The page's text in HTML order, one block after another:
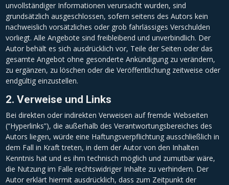
unvollständiger Informationen verursacht wurden, sind
grundsätzlich ausgeschlossen, sofern seitens des Autors kein
nachweislich vorsätzliches oder grob fahrlässiges Verschulden
vorliegt. Alle Angebote sind freibleibend und unverbindlich. Der
Autor behält es sich ausdrücklich vor, Teile der Seiten oder das
gesamte Angebot ohne gesonderte Ankündigung zu verändern,
zu ergänzen, zu löschen oder die Veröffentlichung zeitweise oder
endgültig einzustellen.
2. Verweise und Links
Bei direkten oder indirekten Verweisen auf fremde Webseiten
(“Hyperlinks”), die außerhalb des Verantwortungsbereiches des
Autors liegen, würde eine Haftungsverpflichtung ausschließlich in
dem Fall in Kraft treten, in dem der Autor von den Inhalten
Kenntnis hat und es ihm technisch möglich und zumutbar wäre,
die Nutzung im Falle rechtswidriger Inhalte zu verhindern. Der
Autor erklärt hiermit ausdrücklich, dass zum Zeitpunkt der